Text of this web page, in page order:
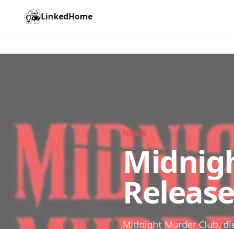
LinkedHome
NEWS
Midnight Murder Club,